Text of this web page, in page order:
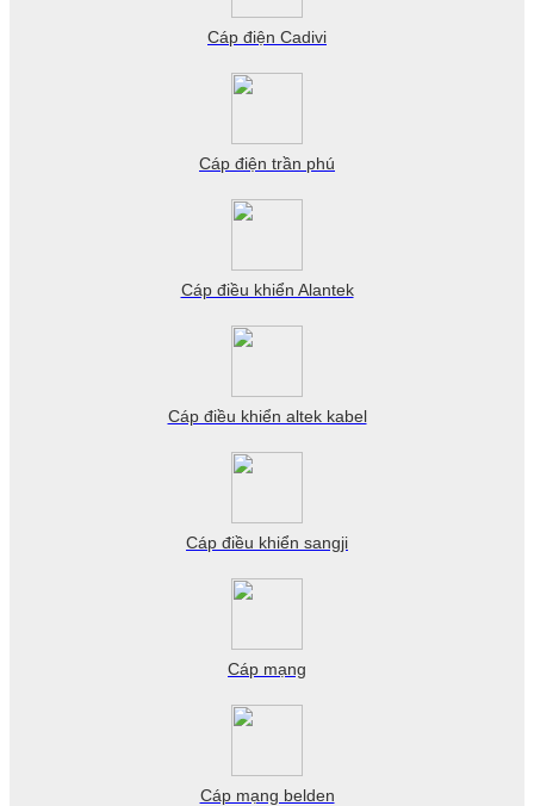
Cáp điện Cadivi
Cáp điện trần phú
Cáp điều khiển Alantek
Cáp điều khiển altek kabel
Cáp điều khiển sangji
Cáp mạng
Cáp mạng belden